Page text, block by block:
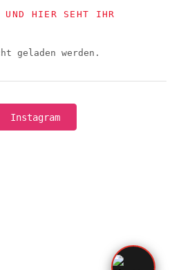
HIER SEHT IHR
geladen werden.
Instagram